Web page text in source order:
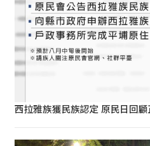
西拉雅族獲民族認定 原民日回